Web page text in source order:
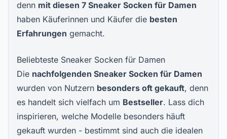
denn mit diesen 7 Sneaker Socken für Damen
haben Käuferinnen und Käufer die besten
Erfahrungen gemacht.
Beliebteste Sneaker Socken für Damen
Die nachfolgenden Sneaker Socken für Damen
wurden von Nutzern besonders oft gekauft, denn
es handelt sich vielfach um Bestseller. Lass dich
inspirieren, welche Modelle besonders häuft
gekauft wurden - bestimmt sind auch die idealen